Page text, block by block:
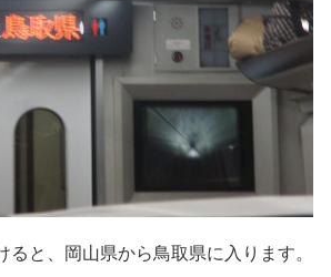
ると、岡山県から鳥取県に入ります。